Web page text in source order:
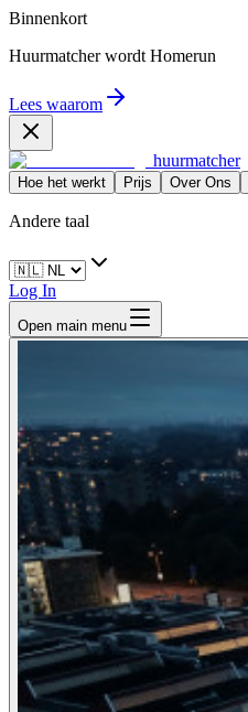
Binnenkort
Huurmatcher wordt Homerun
Lees waarom
huurmatcher
Hoe het werkt Prijs Over Ons
Andere taal
Log In
Open main menu